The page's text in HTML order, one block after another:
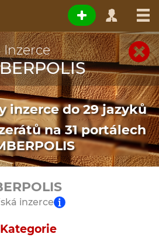
Inzerce
inzerce do 29 jazyků
na 31 portálech
inzerce
Kategorie